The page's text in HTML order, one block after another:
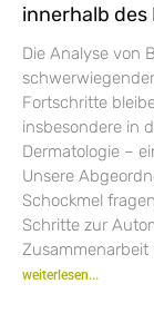
innerhalb des
Die Analyse von
Fortschritte
insbesondere in
Dermatologie –
Unsere
Schockmel
Schritte zur
weiterlesen...